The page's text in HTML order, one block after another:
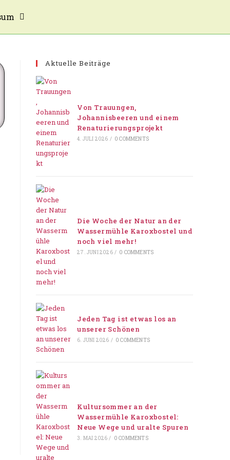
Aktuelle Beiträge
Von Trauungen,
Johannisbeeren und einem
Renaturierungsprojekt
4. JULI 2026 / 0 COMMENTS
Die Woche der Natur an der
Wassermühle Karoxbostel und
noch viel mehr!
27. JUNI 2026 / 0 COMMENTS
Jeden Tag ist etwas los an
unserer Schönen
6. JUNI 2026 / 0 COMMENTS
Kultursommer an der
Wassermühle Karoxbostel:
Neue Wege und uralte Spuren
3. MAI 2026 / 0 COMMENTS